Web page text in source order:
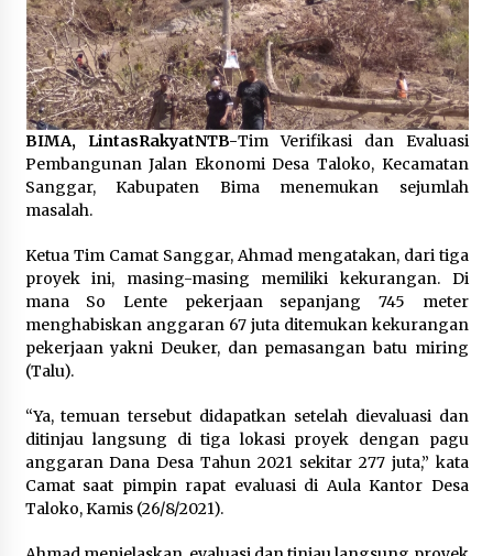
Pelarian terduga Otak Curanmor di Kecamatan
kempo, Berakhir di tangan Tim Opsnal Polsek
Kempo
3 minggu ago
Tim Opsnal Polsek Kempo Amankan salah satu
Terduga Curanmor yang sempat jadi DPO
selama Sepekan
3 minggu ago
Terduga Curanmor yang sempat jadi DPO
selama Sepekan
3 minggu ago
Sekjen GTKN Desak Revisi PermenPANRB
Nomor 9 Tahun 2026, Soroti Ketidakpastian
Nasib PPPK Paruh Waktu di Tengah
3 minggu ago
Polsek Pekat Kawal Aksi Petani Tebu Secara
Humanis, Dialog dengan PT SMS Hasilkan
Kesepakatan Awal Demi Menjaga Harkamtibmas
4 minggu ago
BIMA, LintasRakyatNTB-Tim Verifikasi dan Evaluasi
Pembangunan Jalan Ekonomi Desa Taloko, Kecamatan
Sanggar, Kabupaten Bima menemukan sejumlah
masalah.
Ketua Tim Camat Sanggar, Ahmad mengatakan, dari tiga
proyek ini, masing-masing memiliki kekurangan. Di
mana So Lente pekerjaan sepanjang 745 meter
menghabiskan anggaran 67 juta ditemukan kekurangan
pekerjaan yakni Deuker, dan pemasangan batu miring
(Talu).
“Ya, temuan tersebut didapatkan setelah dievaluasi dan
ditinjau langsung di tiga lokasi proyek dengan pagu
anggaran Dana Desa Tahun 2021 sekitar 277 juta,” kata
Camat saat pimpin rapat evaluasi di Aula Kantor Desa
Taloko, Kamis (26/8/2021).